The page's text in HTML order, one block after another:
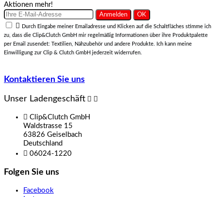
Aktionen mehr!
Durch Eingabe meiner Emailadresse und Klicken auf die Schaltfläches stimme ich
zu, dass die Clip&Clutch GmbH mir regelmäßig Informationen über ihre Produktpalette
per Email zusendet: Textilien, Nähzubehör und andere Produkte. Ich kann meine
Einwilligung zur Clip & Clutch GmbH jederzeit widerrufen.
Kontaktieren Sie uns
Unser Ladengeschäft
Clip&Clutch GmbH
Waldstrasse 15
63826 Geiselbach
Deutschland
06024-1220
Folgen Sie uns
Facebook